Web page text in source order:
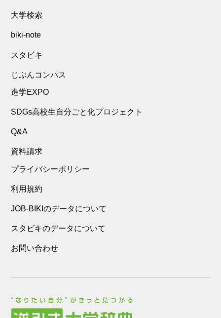
大学検索
biki-note
スタビキ
じぶんコンパス
進学EXPO
SDGs高校生自分ごと化プロジェクト
Q&A
資料請求
プライバシーポリシー
利用規約
JOB-BIKIのデータについて
スタビキのデータについて
お問い合わせ